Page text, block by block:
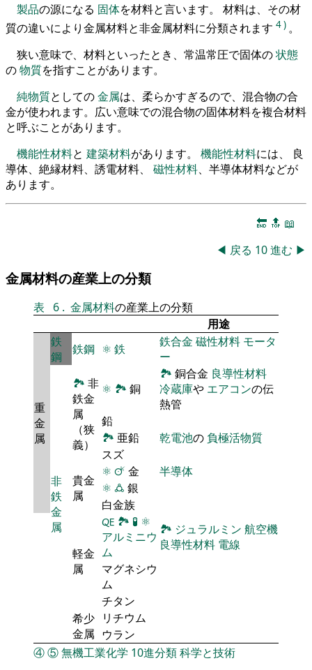
製品の源になる 固体を材料と言います。 材料は、その材
質の違いにより金属材料と非金属材料に分類されます 4) 。
狭い意味で、材料といったとき、常温常圧で固体の状態
の物質を指すことがあります。
純物質としての金属は、柔らかすぎるので、混合物の合
金が使われます。広い意味での混合物の固体材料を複合材料
と呼ぶことがあります。
機能性材料と 建築材料があります。 機能性材料には、 良
導体、絶縁材料、誘電材料、 磁性材料、半導体材料などが
あります。
🔚 🔝 📖
◀ 戻る 10進む ▶
金属材料の産業上の分類
表 6 . 金属材料の産業上の分類
用途
重
金
属
鉄
鋼
鉄鋼 ⚛ 鉄 鉄合金 磁性材料 モータ
ー
非
鉄
金
属
🏞 非
鉄金
属
（狭
義）
⚛ 🏞 銅
🏞 銅合金 良導性材料
冷蔵庫や エアコンの伝
熱管
鉛
🏞 亜鉛 乾電池の 負極活物質
スズ
貴金
属
⚛ 🜚 金
半導体
⚛ 🜛 銀
白金族
軽金
属
🜀 🏞 🧪 ⚛
アルミニウ
ム
🏞 ジュラルミン 航空機
良導性材料 電線
マグネシウ
ム
チタン
希少
金属
リチウム
ウラン
④⑤無機工業化学 10進分類科学と技術